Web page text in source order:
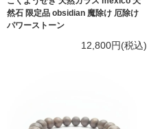
然石 限定品 obsidian 魔除け 厄除け
パワーストーン
12,800円(税込)